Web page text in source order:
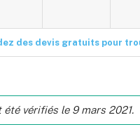
des devis gratuits pour
été vérifiés le 9 mars 2021.